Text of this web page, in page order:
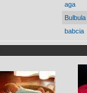
aga
Bulbula
babcia